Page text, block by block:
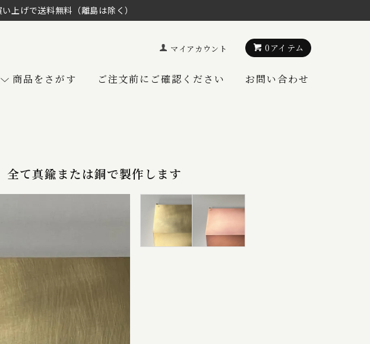
上げで送料無料（離島は除く）
0アイテム
マイアカウント
商品をさがす ご注文前にご確認ください お問い合わせ
全て真鍮または銅で製作します